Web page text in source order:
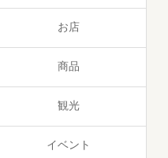
お店
商品
観光
イベント